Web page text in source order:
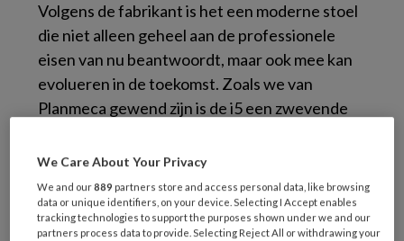
Volgens de fabrikant is het een moderne stoel
die niet alleen geheel aan de professionele
eisen van nu beantwoordt, maar ook mee kan
evolueren in de toekomst. Zoals we van
Planmeca gewend zijn is de i5 een zwevende
met hangende slangen geleverd kan worden.
Elke behandeling begint met goed zicht, de
nieuwe Solanna operatielamp garandeert dit.
Het intuïtieve touchpaneel zorgt voor een
We Care About Your Privacy
We and our889 partners store and access personal data, like browsing
data or unique identifiers, on your device. Selecting I Accept enables
tracking technologies to support the purposes shown under we and our
partners process data to provide. Selecting Reject All or withdrawing your